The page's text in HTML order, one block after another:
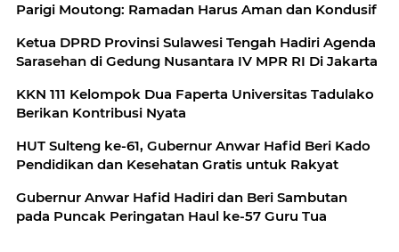
Parigi Moutong: Ramadan Harus Aman dan Kondusif
Ketua DPRD Provinsi Sulawesi Tengah Hadiri Agenda
Sarasehan di Gedung Nusantara IV MPR RI Di Jakarta
KKN 111 Kelompok Dua Faperta Universitas Tadulako
Berikan Kontribusi Nyata
HUT Sulteng ke-61, Gubernur Anwar Hafid Beri Kado
Pendidikan dan Kesehatan Gratis untuk Rakyat
Gubernur Anwar Hafid Hadiri dan Beri Sambutan
pada Puncak Peringatan Haul ke-57 Guru Tua